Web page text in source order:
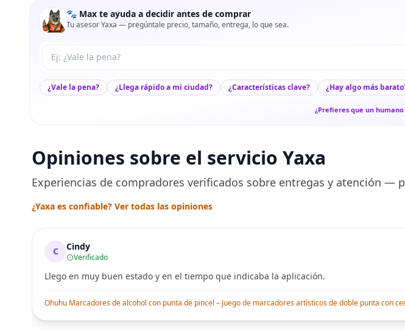
🐾 Max te ayuda a decidir antes de comprar
Tu asesor Yaxa — pregúntale precio, tamaño, entrega, lo que sea.
Tu pregunta a Max
¿Vale la pena? ¿Llega rápido a mi ciudad? ¿Características clave? ¿Hay algo más
¿Prefieres que un
Opiniones sobre el servicio Yaxa
Experiencias de compradores verificados sobre entregas y atención —
¿Yaxa es confiable? Ver todas las opiniones
C Cindy
Verificado
Llego en muy buen estado y en el tiempo que indicaba la aplicación.
Ohuhu Marcadores de alcohol con punta de pincel – Juego de marcadores artísticos de doble punta con